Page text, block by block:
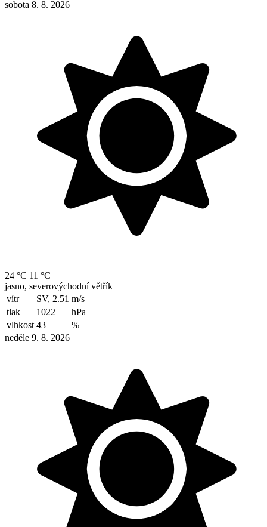
sobota 8. 8. 2026
24 °C 11 °C
jasno, severovýchodní větřík
vítr
SV, 2.51 m/s
tlak
1022
hPa
vlhkost 43
%
neděle 9. 8. 2026